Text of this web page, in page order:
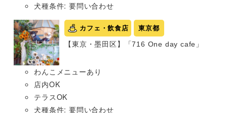
犬種条件: 要問い合わせ
カフェ・飲食店 東京都
【東京・墨田区】「716 One day cafe」
わんこメニューあり
店内OK
テラスOK
犬種条件: 要問い合わせ